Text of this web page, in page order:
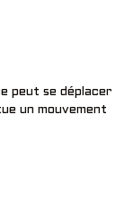
peut se déplacer
un mouvement